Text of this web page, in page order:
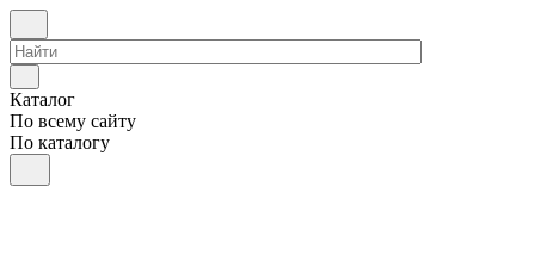
Каталог
По всему сайту
По каталогу